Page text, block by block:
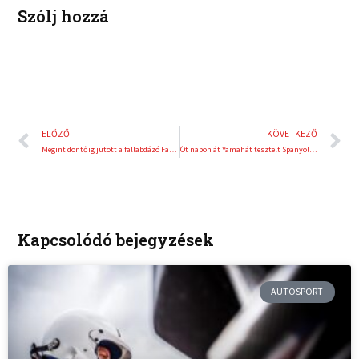
Szólj hozzá
Előző
ELŐZŐ
Megint döntőig jutott a fallabdázó Farkas Balázs
KÖVETKEZŐ
Öt napon át Yamahát tesztelt Spanyolországban Kovács Bálint
Kapcsolódó bejegyzések
AUTOSPORT